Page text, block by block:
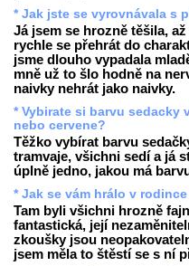
* Jak jste se vyrovnávala s
Já jsem se hrozně těšila,
rychle se přehrát do
jsme dlouho vypadala
mně už to šlo hodně na
naivky nehrát jako naivky.
* Vybirate si barvu sedacky
nebo cervene?
Těžko vybírat barvu
tramvaje, všichni sedí a já
úplně jedno, jakou má
* Jak se vám hrálo v
Tam byli všichni hrozně
fantastická, její
zkoušky jsou
jsem měla to štěstí se s ní